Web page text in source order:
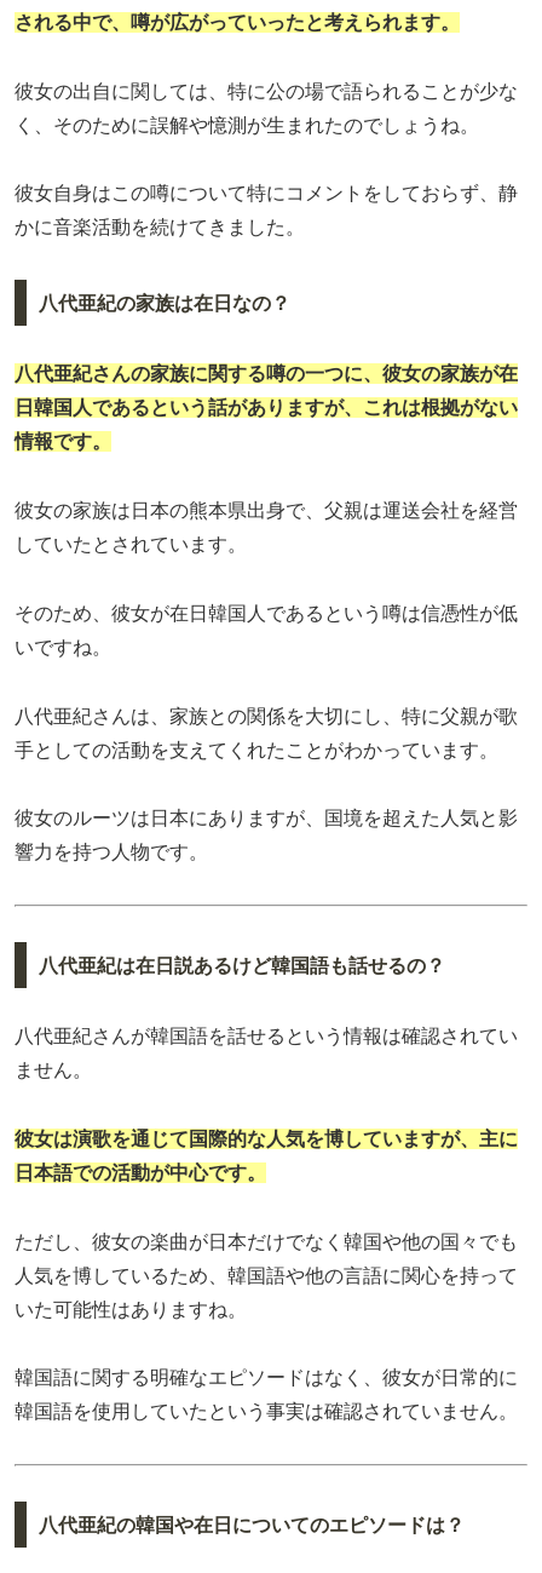
される中で、噂が広がっていったと考えられます。
彼女の出自に関しては、特に公の場で語られることが少な
く、そのために誤解や憶測が生まれたのでしょうね。
彼女自身はこの噂について特にコメントをしておらず、静
かに音楽活動を続けてきました。
八代亜紀の家族は在日なの？
八代亜紀さんの家族に関する噂の一つに、彼女の家族が在
日韓国人であるという話がありますが、これは根拠がない
情報です。
彼女の家族は日本の熊本県出身で、父親は運送会社を経営
していたとされています。
そのため、彼女が在日韓国人であるという噂は信憑性が低
いですね。
八代亜紀さんは、家族との関係を大切にし、特に父親が歌
手としての活動を支えてくれたことがわかっています。
彼女のルーツは日本にありますが、国境を超えた人気と影
響力を持つ人物です。
八代亜紀は在日説あるけど韓国語も話せるの？
八代亜紀さんが韓国語を話せるという情報は確認されてい
ません。
彼女は演歌を通じて国際的な人気を博していますが、主に
日本語での活動が中心です。
ただし、彼女の楽曲が日本だけでなく韓国や他の国々でも
人気を博しているため、韓国語や他の言語に関心を持って
いた可能性はありますね。
韓国語に関する明確なエピソードはなく、彼女が日常的に
韓国語を使用していたという事実は確認されていません。
八代亜紀の韓国や在日についてのエピソードは？